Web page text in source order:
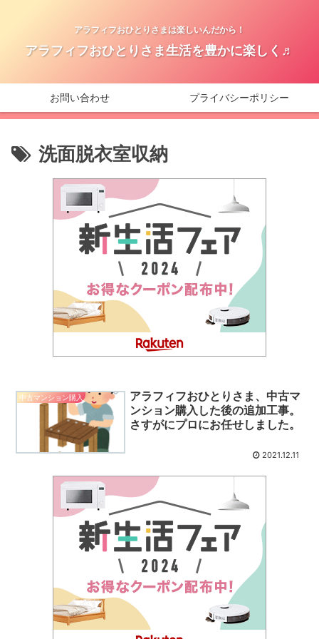
アラフィフおひとりさまは楽しいんだから！
アラフィフおひとりさま生活を豊かに楽しく♬
お問い合わせ プライバシーポリシー
洗面脱衣室収納
中古マンション購入
アラフィフおひとりさま、中古マ
ンション購入した後の追加工事。
さすがにプロにお任せしました。
2021.12.11